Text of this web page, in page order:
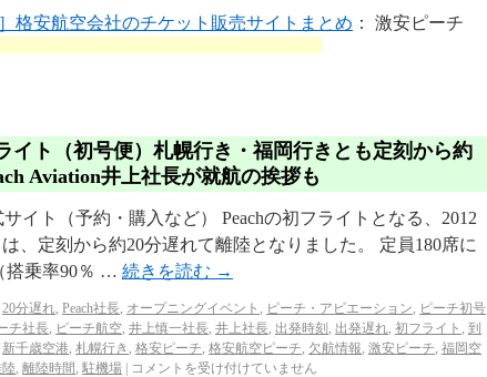
格安航空会社のチケット販売サイトまとめ ： 激安ピーチ
イト（初号便）札幌行き・福岡行きとも定刻から約
Aviation井上社長が就航の挨拶も
イト（予約・購入など） Peachの初フライトとなる、2012
、定刻から約20分遅れて離陸となりました。 定員180席に
搭乗率90％ … 続きを読む →
20分遅れ, Peach社長, オープニングイベント , ピーチ・アビエーション, ピーチ初号
チ社長, ピーチ航空, 井上慎一社長, 井上社長, 出発時刻 , 出発遅れ, 初フライト , 到
新千歳空港, 札幌行き , 格安ピーチ, 格安航空ピーチ, 欠航情報, 激安ピーチ, 福岡空
, 離陸時間 , 駐機場 コメントを受け付けていません